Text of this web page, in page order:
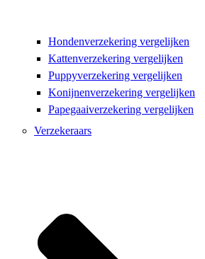
Hondenverzekering vergelijken
Kattenverzekering vergelijken
Puppyverzekering vergelijken
Konijnenverzekering vergelijken
Papegaaiverzekering vergelijken
Verzekeraars